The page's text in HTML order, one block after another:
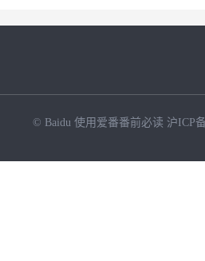
© Baidu 使用爱番番前必读 沪ICP